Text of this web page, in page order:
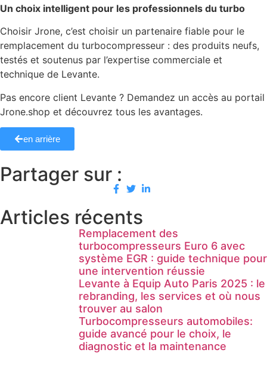
Un choix intelligent pour les professionnels du turbo
Choisir Jrone, c’est choisir un partenaire fiable pour le
remplacement du turbocompresseur : des produits neufs,
testés et soutenus par l’expertise commerciale et
technique de Levante.
Pas encore client Levante ? Demandez un accès au portail
Jrone.shop et découvrez tous les avantages.
en arrière
Partager sur :
Articles récents
Remplacement des
turbocompresseurs Euro 6 avec
système EGR : guide technique pour
une intervention réussie
Levante à Equip Auto Paris 2025 : le
rebranding, les services et où nous
trouver au salon
Turbocompresseurs automobiles:
guide avancé pour le choix, le
diagnostic et la maintenance